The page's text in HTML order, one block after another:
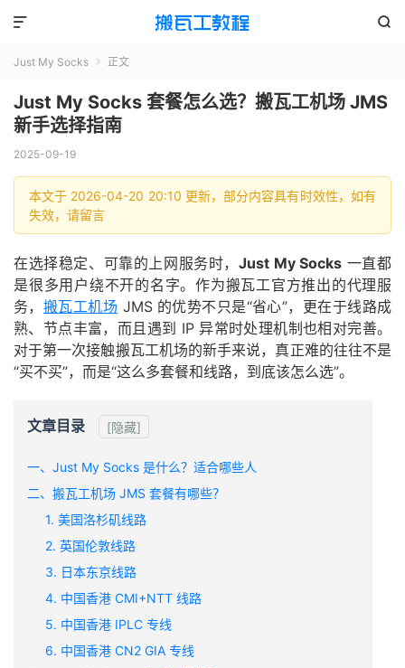


Just My Socks  正文
Just My Socks 套餐怎么选？搬瓦工机场 JMS
新手选择指南
2025-09-19
本文于 2026-04-20 20:10 更新，部分内容具有时效性，如有
失效，请留言
在选择稳定、可靠的上网服务时， Just My Socks 一直都
是很多用户绕不开的名字。作为搬瓦工官方推出的代理服
务， 搬瓦工机场 JMS 的优势不只是“省心”，更在于线路成
熟、节点丰富，而且遇到 IP 异常时处理机制也相对完善。
对于第一次接触搬瓦工机场的新手来说，真正难的往往不是
“买不买”，而是“这么多套餐和线路，到底该怎么选”。
文章目录 [隐藏]
一、Just My Socks 是什么？适合哪些人
二、搬瓦工机场 JMS 套餐有哪些？
1. 美国洛杉矶线路
2. 英国伦敦线路
3. 日本东京线路
4. 中国香港 CMI+NTT 线路
5. 中国香港 IPLC 专线
6. 中国香港 CN2 GIA 专线